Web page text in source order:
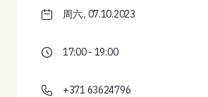
周六., 07.10.2023
17:00 - 19:00
+371 63624796